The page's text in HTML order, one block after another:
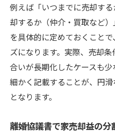
例えば「いつまでに売却す
却するか（仲介・買取など
を具体的に定めておくこと
ズになります。実際、売却
合いが長期化したケースも
細かく記載することが、円
となります。
離婚協議書で家売却益の